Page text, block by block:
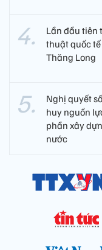
Lần đầu tiên
thuật quốc
Thăng Long
Nghị quyết
huy nguồn
phần xây
nước